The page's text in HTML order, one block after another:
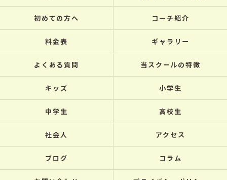
初めての方へ コーチ紹介
料金表 ギャラリー
よくある質問 当スクールの特徴
キッズ 小学生
中学生 高校生
社会人 アクセス
ブログ コラム